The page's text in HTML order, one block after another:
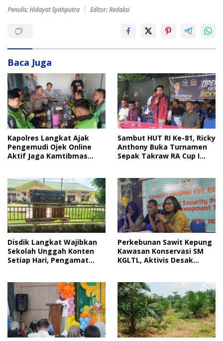
Penulis: Hidayat Syahputra Editor: Redaksi
Baca Juga
Kapolres Langkat Ajak
Pengemudi Ojek Online
Aktif Jaga Kamtibmas
Sambut HUT RI Ke-81, Ricky
Anthony Buka Turnamen
Sepak Takraw RA Cup I
Disdik Langkat Wajibkan
Sekolah Unggah Konten
Setiap Hari, Pengamat
Perkebunan Sawit Kepung
Kawasan Konservasi SM
KGLTL, Aktivis Desak